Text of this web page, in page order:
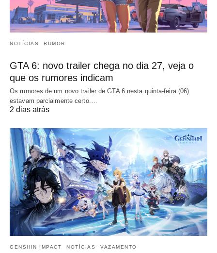
NOTÍCIAS RUMOR
GTA 6: novo trailer chega no dia 27, veja o
que os rumores indicam
Os rumores de um novo trailer de GTA 6 nesta quinta-feira (06)
estavam parcialmente certo.…
2 dias atrás
GENSHIN IMPACT NOTÍCIAS VAZAMENTO